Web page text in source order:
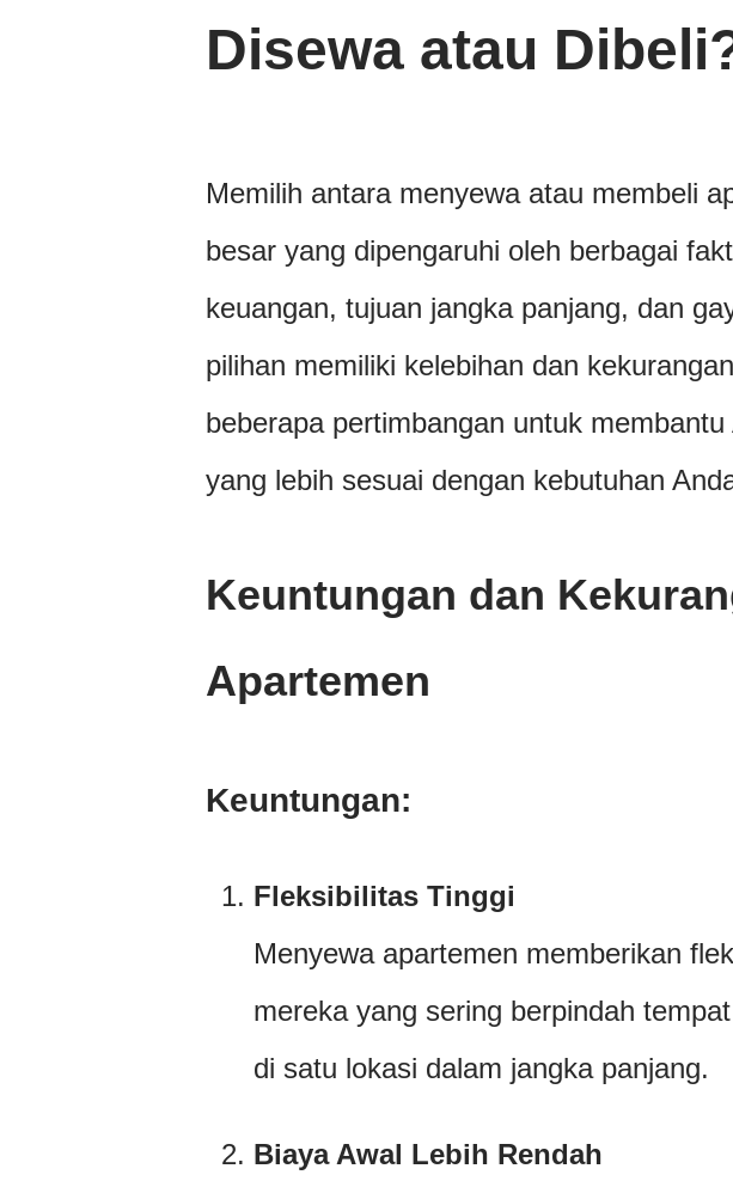
Disewa atau
Memilih antara menyewa atau membeli
besar yang dipengaruhi oleh berbagai
keuangan, tujuan jangka panjang, dan
pilihan memiliki kelebihan dan
beberapa pertimbangan untuk
yang lebih sesuai dengan kebutuhan
Keuntungan dan
Apartemen
Keuntungan:
Fleksibilitas Tinggi
Menyewa apartemen memberikan
mereka yang sering berpindah
di satu lokasi dalam jangka panjang.
Biaya Awal Lebih Rendah